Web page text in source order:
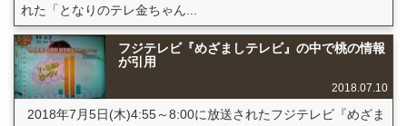
れた「となりのテレ金ちゃん...
フジテレビ『めざましテレビ』の中で桃の情報
が引用
2018.07.10
2018年7月5日(木)4:55～8:00に放送されたフジテレビ『めざま